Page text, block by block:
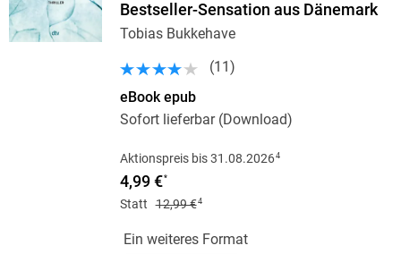
Bestseller-Sensation aus Dänemark
Tobias Bukkehave
(11 )
eBook epub
Sofort lieferbar (Download)
Aktionspreis bis 31.08.20264
4,99 €*
Statt 12,99 €4
Ein weiteres Format